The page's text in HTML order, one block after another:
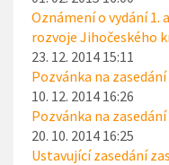
Oznámení o vydání 1.
rozvoje Jihočeského
23. 12. 2014 15:11
Pozvánka na
10. 12. 2014 16:26
Pozvánka na
20. 10. 2014 16:25
Ustavující zasedání